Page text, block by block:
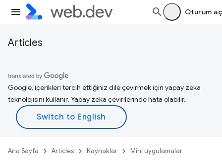
Oturum aç
Articles
Google, içerikleri tercih ettiğiniz dile çevirmek için yapay zeka
teknolojisini kullanır. Yapay zeka çevirilerinde hata olabilir.
Ana Sayfa Articles Kaynaklar Mini uygulamalar